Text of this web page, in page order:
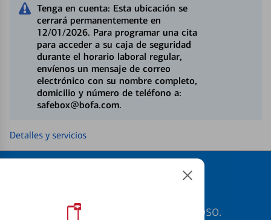
Tenga en cuenta: Esta ubicación se
cerrará permanentemente en
12/01/2026. Para programar una cita
para acceder a su caja de seguridad
durante el horario laboral regular,
envíenos un mensaje de correo
electrónico con su nombre completo,
domicilio y número de teléfono a:
safebox@bofa.com.
Detalles y servicios
Sabemos que su tiempo es valioso.